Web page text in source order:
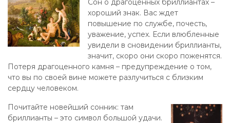
Сон о драгоценных бриллиантах –
хороший знак. Вас ждет
повышение по службе, почесть,
уважение, успех. Если влюбленные
увидели в сновидении бриллианты,
значит, скоро они скоро поженятся.
Потеря драгоценного камня – предупреждение о том,
что вы по своей вине можете разлучиться с близким
сердцу человеком.
Почитайте новейший сонник: там
бриллианты – это символ большой удачи.